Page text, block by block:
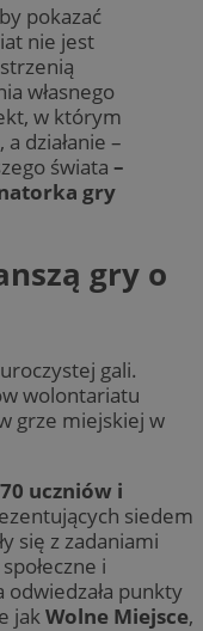
pokazać
nie jest
własnego
w którym
działanie –
świata –
gry
gry o
gali.
wolontariatu
grze miejskiej w
70 uczniów i
siedem
się z zadaniami
i
punkty
jakWolne Miejsce,